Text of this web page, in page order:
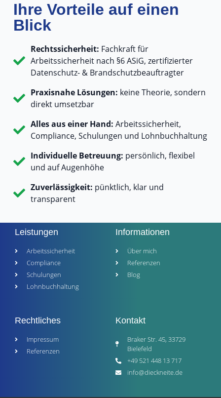
Ihre Vorteile auf einen
Blick
Rechtssicherheit: Fachkraft für
Arbeitssicherheit nach §6 ASiG, zertifizierter
Datenschutz- & Brandschutzbeauftragter
Praxisnahe Lösungen: keine Theorie, sondern
direkt umsetzbar
Alles aus einer Hand: Arbeitssicherheit,
Compliance, Schulungen und Lohnbuchhaltung
Individuelle Betreuung: persönlich, flexibel
und auf Augenhöhe
Zuverlässigkeit: pünktlich, klar und
transparent
Leistungen
Arbeitssicherheit
Compliance
Schulungen
Lohnbuchhaltung
Informationen
Über mich
Referenzen
Blog
Rechtliches
Impressum
Referenzen
Kontakt
Braker Str. 45, 33729
Bielefeld
+49 521 448 13 717
info@dieckneite.de